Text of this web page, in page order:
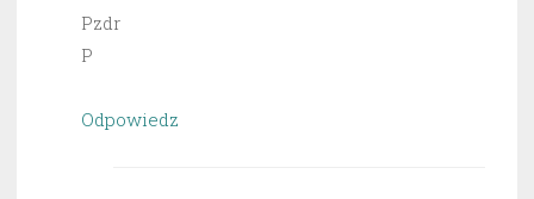
Pzdr
P
Odpowiedz